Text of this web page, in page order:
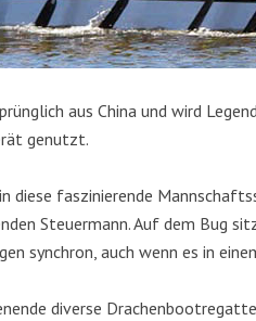
aus China und wird
genutzt.
diese faszinierende
Steuermann. Auf dem Bug
synchron, auch wenn es in
diverse